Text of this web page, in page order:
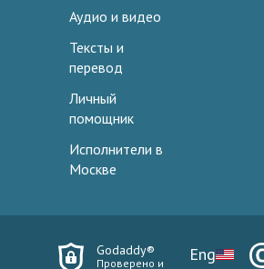
Аудио и видео
Тексты и
перевод
Личный
помощник
Исполнители в
Москве
Godaddy®
Проверено и Eng